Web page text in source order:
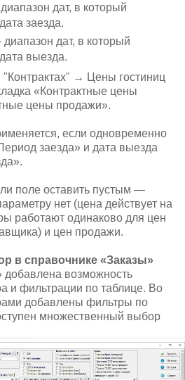
дат, в который
заезда.
дат, в который
выезда.
"Контрактах" → Цены гостиниц
«Контрактные цены
цены продажи».
если одновременно
заезда» и дата выезда
поле оставить пустым —
нет (цена действует на
работают одинаково для цен
и цен продажи.
в справочнике «Заказы»
добавлена возможность
и фильтрации по таблице. Во
добавлены фильтры по
множественный выбор